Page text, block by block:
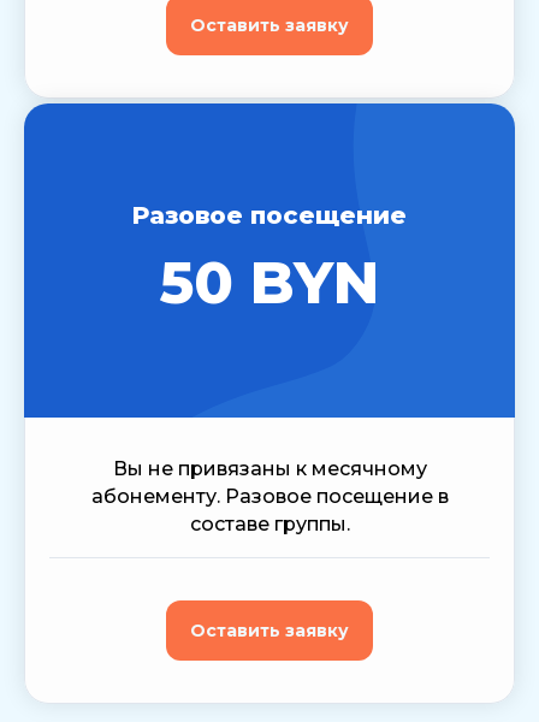
Оставить заявку
Разовое посещение
50 BYN
Вы не привязаны к месячному
абонементу. Разовое посещение в
составе группы.
Оставить заявку